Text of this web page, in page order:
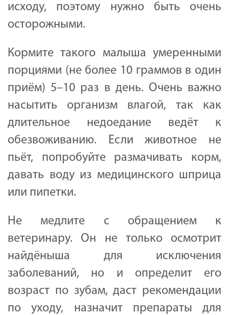
исходу, поэтому нужно быть очень
осторожными.
Кормите такого малыша умеренными
порциями (не более 10 граммов в один
приём) 5–10 раз в день. Очень важно
насытить организм влагой, так как
длительное недоедание ведёт к
обезвоживанию. Если животное не
пьёт, попробуйте размачивать корм,
давать воду из медицинского шприца
или пипетки.
Не медлите с обращением к
ветеринару. Он не только осмотрит
найдёныша для исключения
заболеваний, но и определит его
возраст по зубам, даст рекомендации
по уходу, назначит препараты для